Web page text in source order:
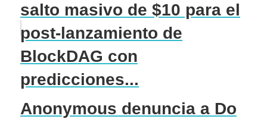
salto masivo de $10 para el
post-lanzamiento de
BlockDAG con
predicciones...
Anonymous denuncia a Do